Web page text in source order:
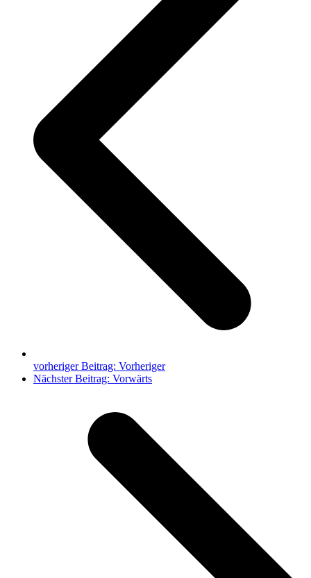
vorheriger Beitrag: Vorheriger
Nächster Beitrag: Vorwärts